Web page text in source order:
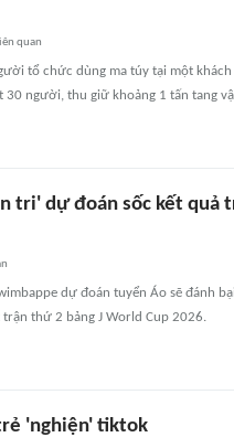
liên quan
tổ chức dùng ma túy tại một khách
30 người, thu giữ khoảng 1 tấn tang
tri' dự đoán sốc kết quả
dự đoán tuyển Áo sẽ đánh
thứ 2 bảng J World Cup 2026.
'nghiện' tiktok